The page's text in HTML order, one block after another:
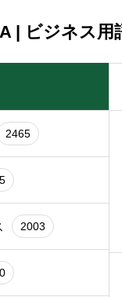
| ビジネス用
再構築の際に
を巻き込むコツ
2465
2003